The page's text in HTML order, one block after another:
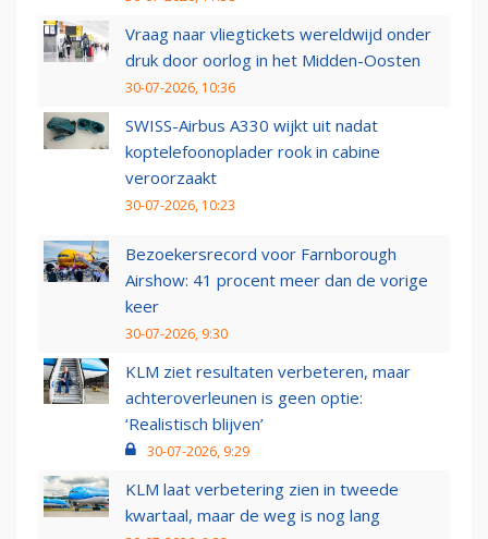
Vraag naar vliegtickets wereldwijd onder
druk door oorlog in het Midden-Oosten
30-07-2026, 10:36
SWISS-Airbus A330 wijkt uit nadat
koptelefoonoplader rook in cabine
veroorzaakt
30-07-2026, 10:23
Bezoekersrecord voor Farnborough
Airshow: 41 procent meer dan de vorige
keer
30-07-2026, 9:30
KLM ziet resultaten verbeteren, maar
achteroverleunen is geen optie:
‘Realistisch blijven’
30-07-2026, 9:29
KLM laat verbetering zien in tweede
kwartaal, maar de weg is nog lang